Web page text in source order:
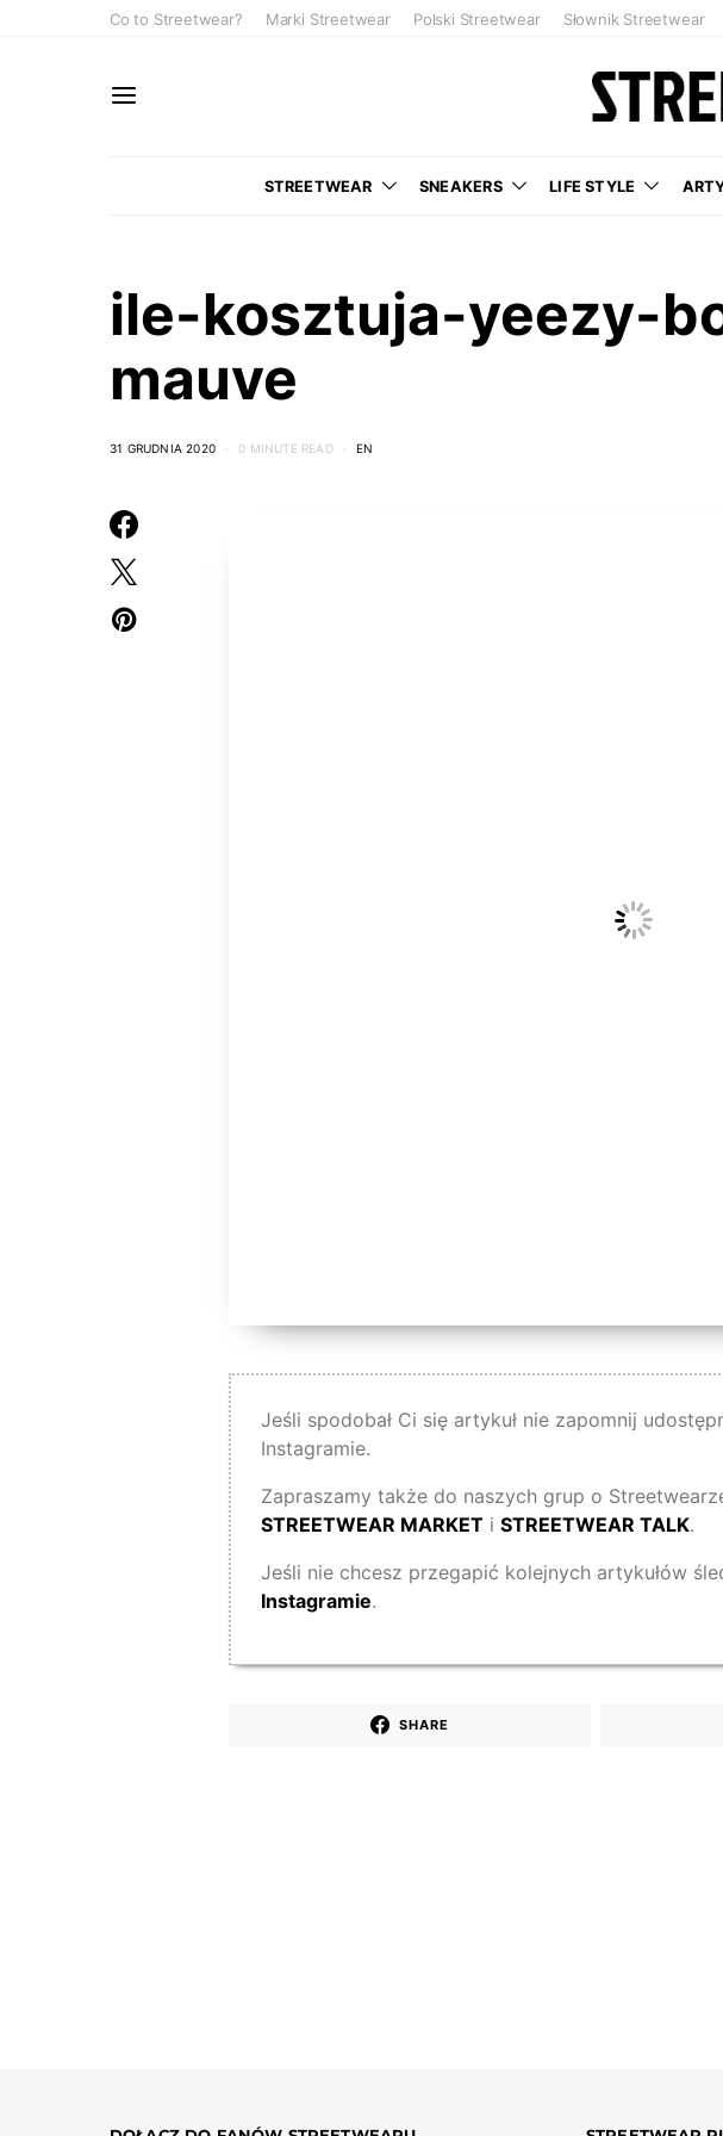
Co to Streetwear? Marki Streetwear Polski Streetwear Słownik Streetwear
STREETWEAR SNEAKERS LIFE STYLE
ile-kosztuja-yeezy-
mauve
31 GRUDNIA 2020 0 MINUTE READ EN
Jeśli spodobał Ci się artykuł nie zapomnij
Instagramie.
Zapraszamy także do naszych grup o
STREETWEAR MARKET i STREETWEAR TALK.
Jeśli nie chcesz przegapić kolejnych artykułów
Instagramie.
SHARE